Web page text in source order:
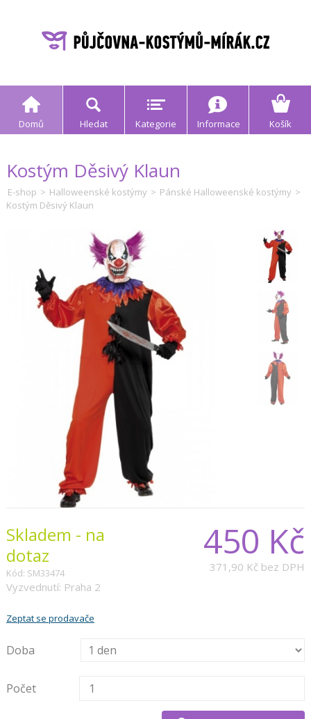
Domů Hledat Kategorie Informace Košík
Kostým Děsivý Klaun
E-shop > Halloweenské kostýmy > Pánské Halloweenské kostýmy >
Kostým Děsivý Klaun
450 Kč
371,90 Kč bez DPH
Skladem - na
dotaz
Kód: SM33474
Vyzvednutí: Praha 2
Zeptat se prodavače
Doba
Počet